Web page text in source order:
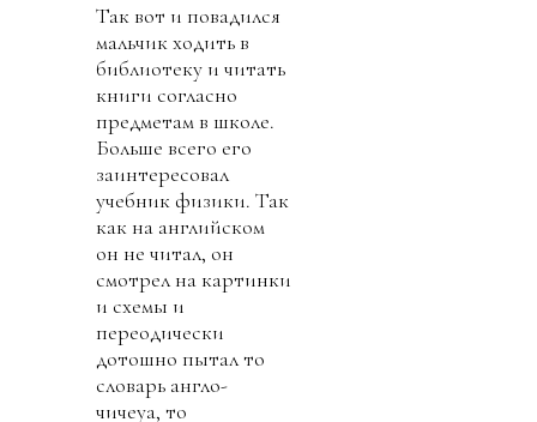
Так вот и повадился
мальчик ходить в
библиотеку и читать
книги согласно
предметам в школе.
Больше всего его
заинтересовал
учебник физики. Так
как на английском
он не читал, он
смотрел на картинки
и схемы и
переодически
дотошно пытал то
словарь англо-
чичеуа, то